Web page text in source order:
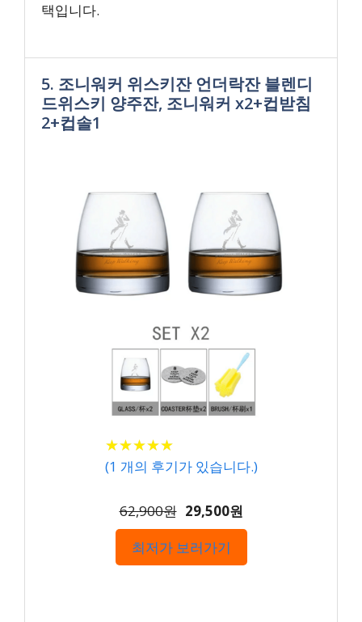
택입니다.
5. 조니워커 위스키잔 언더락잔 블렌디
드위스키 양주잔, 조니워커 x2+컵받침
2+컵솔1
★★★★★
★★★★★
(1 개의 후기가 있습니다.)
62,900원 29,500원
최저가 보러가기